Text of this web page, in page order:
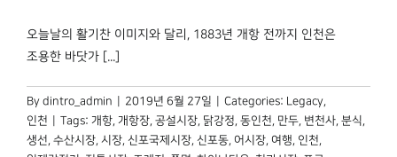
오늘날의 활기찬 이미지와 달리, 1883년 개항 전까지 인천은
조용한 바닷가 [...]
By dintro_admin 2019년 6월 27일 Categories: Legacy
인천
Tags: 개항 개항장 공설시장 닭강정 동인천 만두 변천사 분식
생선 수산시장 시장 신포국제시장 신포동 어시장 여행 인천